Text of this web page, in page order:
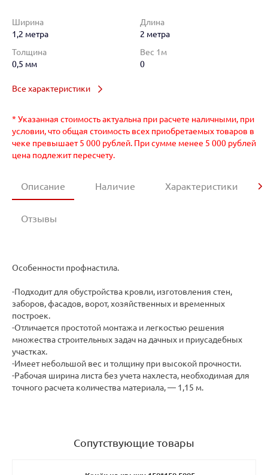
Ширина
1,2 метра
Длина
2 метра
Толщина
0,5 мм
Вес 1м
0
Все характеристики
* Указанная стоимость актуальна при расчете наличными, при
условии, что общая стоимость всех приобретаемых товаров в
чеке превышает 5 000 рублей. При сумме менее 5 000 рублей
цена подлежит пересчету.
Описание Наличие Характеристики
Отзывы
Особенности профнастила.
-Подходит для обустройства кровли, изготовления стен,
заборов, фасадов, ворот, хозяйственных и временных
построек.
-Отличается простотой монтажа и легкостью решения
множества строительных задач на дачных и приусадебных
участках.
-Имеет небольшой вес и толщину при высокой прочности.
-Рабочая ширина листа без учета нахлеста, необходимая для
точного расчета количества материала, — 1,15 м.
Сопутствующие товары